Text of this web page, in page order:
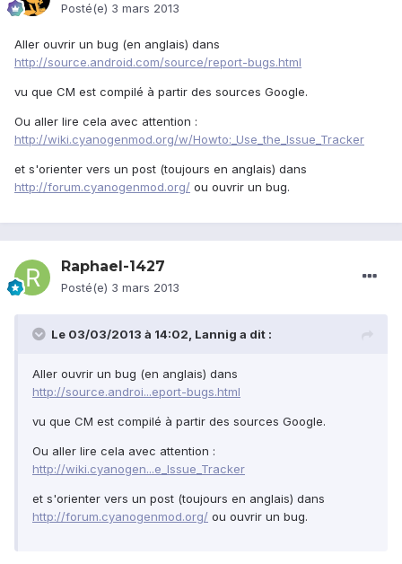
Posté(e) 3 mars 2013
Aller ouvrir un bug (en anglais) dans
http://source.android.com/source/report-bugs.html
vu que CM est compilé à partir des sources Google.
Ou aller lire cela avec attention :
http://wiki.cyanogenmod.org/w/Howto:_Use_the_Issue_Tracker
et s'orienter vers un post (toujours en anglais) dans
http://forum.cyanogenmod.org/ ou ouvrir un bug.
Raphael-1427
Posté(e) 3 mars 2013
Le 03/03/2013 à 14:02, Lannig a dit :
Aller ouvrir un bug (en anglais) dans
http://source.androi...eport-bugs.html
vu que CM est compilé à partir des sources Google.
Ou aller lire cela avec attention :
http://wiki.cyanogen...e_Issue_Tracker
et s'orienter vers un post (toujours en anglais) dans
http://forum.cyanogenmod.org/ ou ouvrir un bug.